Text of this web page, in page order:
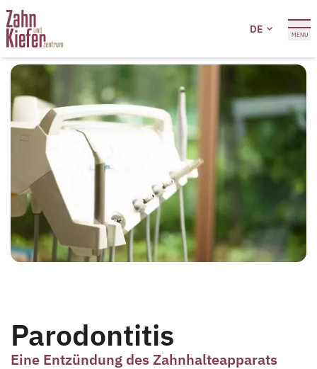
DE MENU
Parodontitis
Eine Entzündung des Zahnhalteapparats